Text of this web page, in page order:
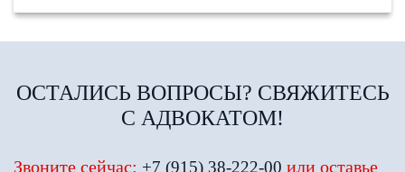
ОСТАЛИСЬ ВОПРОСЫ? СВЯЖИТЕСЬ
С АДВОКАТОМ!
Звоните сейчас: +7 (915) 38-222-00 или оставье